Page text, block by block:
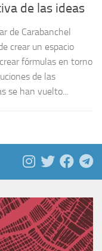
de las ideas
de Carabanchel
crear un espacio
fórmulas en torno
de las
se han vuelto...